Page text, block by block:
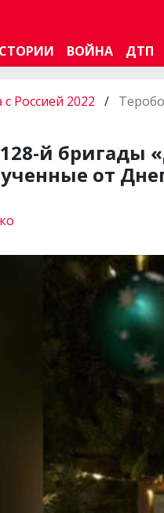
ВОЙНА ДТП
Россией 2022 /
й бригады
от